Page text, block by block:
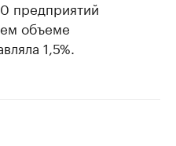
предприятий
объеме
1,5%.